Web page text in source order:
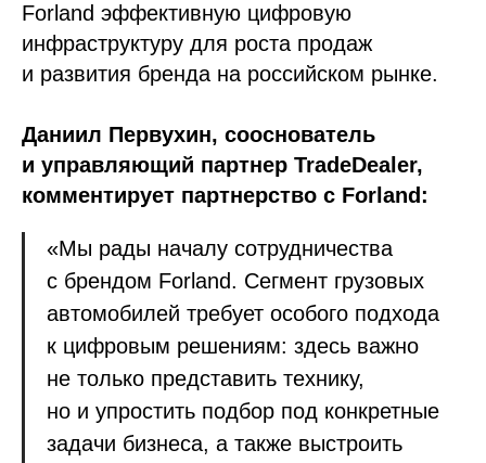
Forland эффективную цифровую
инфраструктуру для роста продаж
и развития бренда на российском рынке.
Даниил Первухин, сооснователь
и управляющий партнер TradeDealer,
комментирует партнерство с Forland:
«Мы рады началу сотрудничества
с брендом Forland. Сегмент грузовых
автомобилей требует особого подхода
к цифровым решениям: здесь важно
не только представить технику,
но и упростить подбор под конкретные
задачи бизнеса, а также выстроить